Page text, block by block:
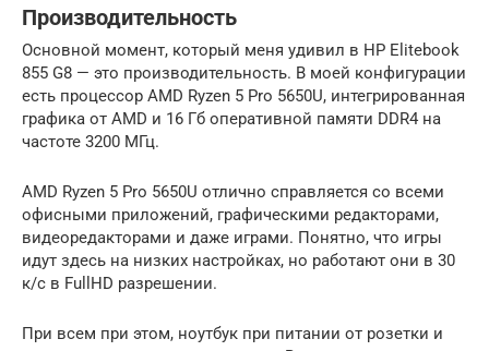
Производительность
Основной момент, который меня удивил в HP Elitebook
855 G8 — это производительность. В моей конфигурации
есть процессор AMD Ryzen 5 Pro 5650U, интегрированная
графика от AMD и 16 Гб оперативной памяти DDR4 на
частоте 3200 МГц.
AMD Ryzen 5 Pro 5650U отлично справляется со всеми
офисными приложений, графическими редакторами,
видеоредакторами и даже играми. Понятно, что игры
идут здесь на низких настройках, но работают они в 30
к/с в FullHD разрешении.
При всем при этом, ноутбук при питании от розетки и